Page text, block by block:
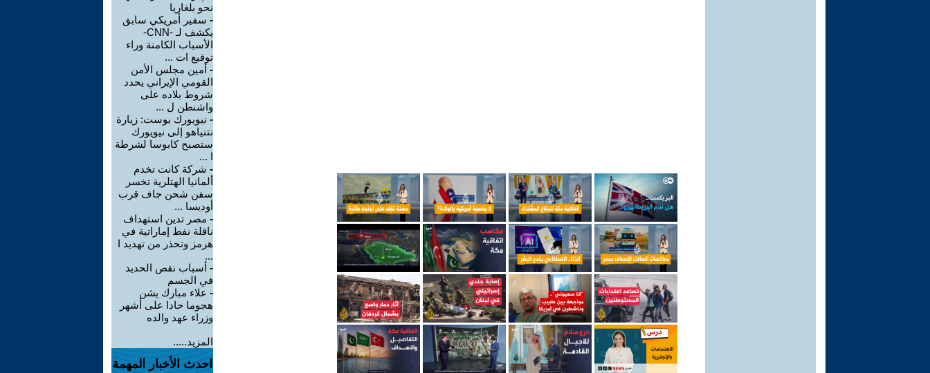
نحو بلغاريا
- سفير أمريكي سابق
يكشف لـ -CNN-
الأسباب الكامنة وراء
توقيع ات ...
- أمين مجلس الأمن
القومي الإيراني يحدد
شروط بلاده على
واشنطن ل ...
- نيويورك بوست: زيارة
نتنياهو إلى نيويورك
ستصبح كابوسا لشرطة
ا ...
- شركة كانت تخدم
ألمانيا الهتلرية تخسر
سفن شحن جاف قرب
أوديسا ...
- مصر تدين استهداف
ناقلة نفط إماراتية في
هرمز وتحذر من تهديد ا
...
- أسباب نقص الحديد
في الجسم
- علاء مبارك يشن
هجوما حادا على أشهر
وزراء عهد والده
المزيد.....
احدث الأخبار المهمة